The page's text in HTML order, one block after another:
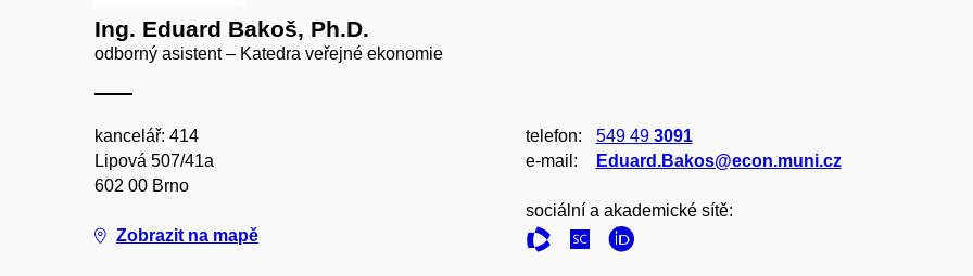
Ing. Eduard Bakoš, Ph.D.
odborný asistent – Katedra veřejné ekonomie
kancelář: 414
Lipová 507/41a
602 00 Brno
Zobrazit na mapě
telefon: 549 49 3091
e‑mail:
Eduard.Bakos@econ.muni.cz
sociální a akademické sítě: